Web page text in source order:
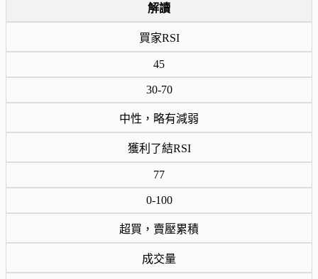
解讀
買家RSI
45
30-70
中性，略有減弱
獲利了結RSI
77
0-100
超買，賣壓累積
成交量